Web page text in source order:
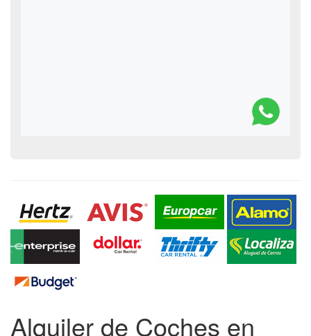
Alquiler de Coches en